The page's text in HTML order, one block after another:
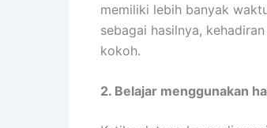
memiliki lebih banyak
sebagai hasilnya,
kokoh.
2. Belajar menggunakan